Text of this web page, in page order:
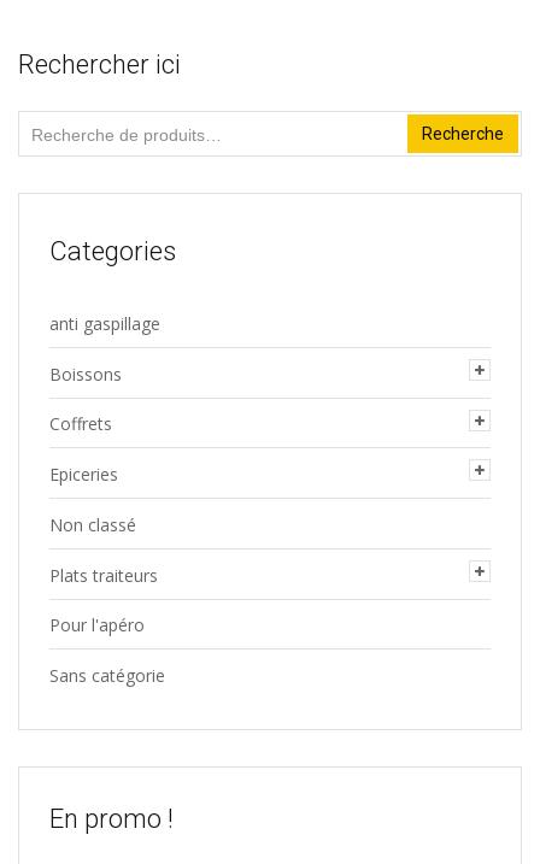
Rechercher ici
Recherche
pour :
Recherche
Categories
anti gaspillage
Boissons
Coffrets
Epiceries
Non classé
Plats traiteurs
Pour l'apéro
Sans catégorie
En promo !